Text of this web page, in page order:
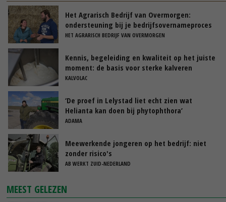
Het Agrarisch Bedrijf van Overmorgen:
ondersteuning bij je bedrijfsovernameproces
HET AGRARISCH BEDRIJF VAN OVERMORGEN
Kennis, begeleiding en kwaliteit op het juiste
moment: de basis voor sterke kalveren
KALVOLAC
‘De proef in Lelystad liet echt zien wat
Helianta kan doen bij phytophthora’
ADAMA
Meewerkende jongeren op het bedrijf: niet
zonder risico's
AB WERKT ZUID-NEDERLAND
MEEST GELEZEN